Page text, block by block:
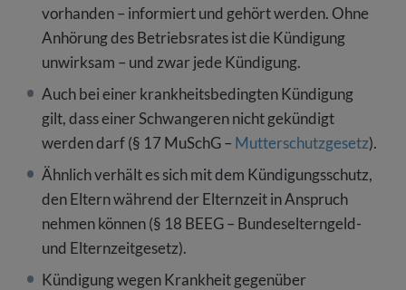
vorhanden – informiert und gehört werden. Ohne
Anhörung des Betriebsrates ist die Kündigung
unwirksam – und zwar jede Kündigung.
Auch bei einer krankheitsbedingten Kündigung
gilt, dass einer Schwangeren nicht gekündigt
werden darf (§ 17 MuSchG – Mutterschutzgesetz).
Ähnlich verhält es sich mit dem Kündigungsschutz,
den Eltern während der Elternzeit in Anspruch
nehmen können (§ 18 BEEG – Bundeselterngeld-
und Elternzeitgesetz).
Kündigung wegen Krankheit gegenüber